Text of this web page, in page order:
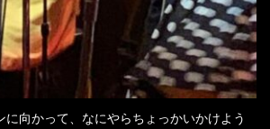
に向かって、なにやらちょっかいかけよう